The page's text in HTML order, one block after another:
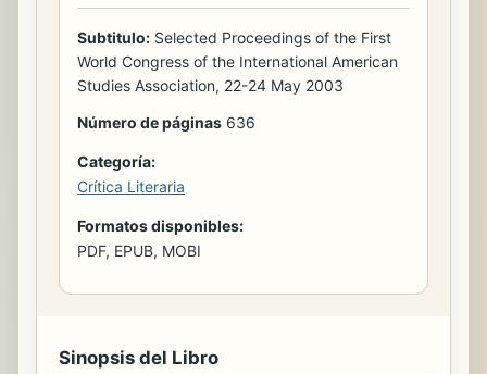
Subtitulo: Selected Proceedings of the First
World Congress of the International American
Studies Association, 22-24 May 2003
Número de páginas 636
Categoría:
Crítica Literaria
Formatos disponibles:
PDF, EPUB, MOBI
Sinopsis del Libro